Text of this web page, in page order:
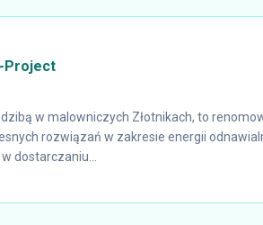
Project
w malowniczych Złotnikach, to
rozwiązań w zakresie energii
dostarczaniu...